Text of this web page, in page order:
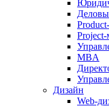
MBA
Дизайн
Web-